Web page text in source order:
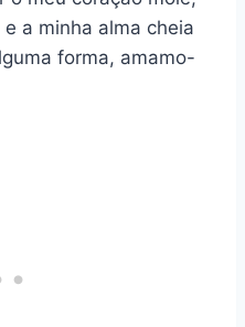
a minha alma cheia
forma, amamo-